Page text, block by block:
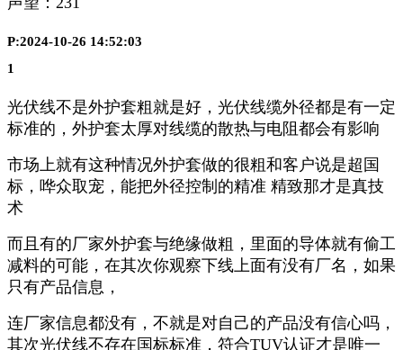
P:2024-10-26 14:52:03
1
光伏线不是外护套粗就是好，光伏线缆外径都是有一定
标准的，外护套太厚对线缆的散热与电阻都会有影响
市场上就有这种情况外护套做的很粗和客户说是超国
标，哗众取宠，能把外径控制的精准 精致那才是真技
术
而且有的厂家外护套与绝缘做粗，里面的导体就有偷工
减料的可能，在其次你观察下线上面有没有厂名，如果
只有产品信息，
连厂家信息都没有，不就是对自己的产品没有信心吗，
其次光伏线不存在国标标准，符合TUV认证才是唯一